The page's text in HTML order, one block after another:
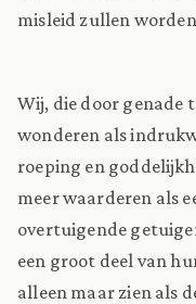
misleid zullen
Wij, die door genade
wonderen als
roeping en
meer waarderen als
overtuigende
een groot deel van
alleen maar zien als